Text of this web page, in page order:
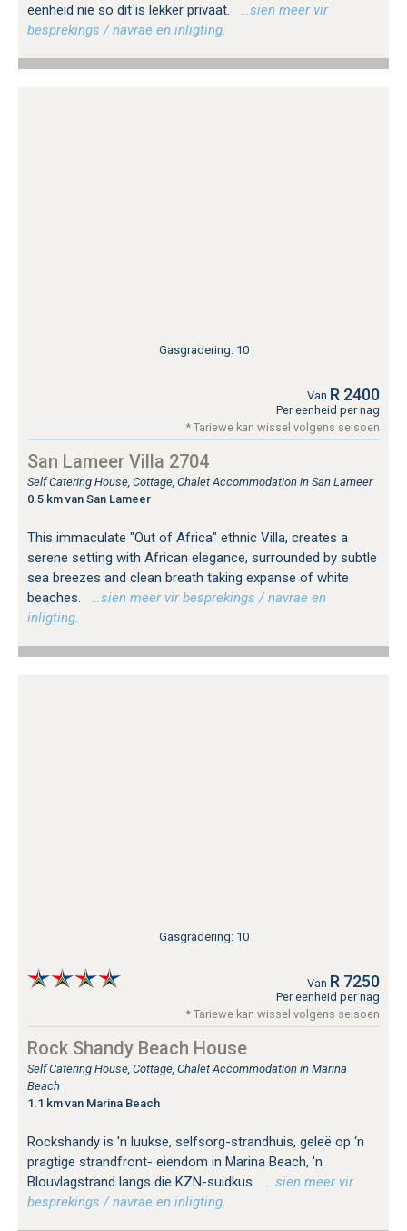
eenheid nie so dit is lekker privaat.
…sien meer vir
besprekings / navrae en inligting.
Gasgradering: 10
Van R 2400
Per eenheid per nag
* Tariewe kan wissel volgens seisoen
San Lameer Villa 2704
Self Catering House, Cottage, Chalet Accommodation in San Lameer
0.5 km van San Lameer
This immaculate "Out of Africa" ethnic Villa, creates a
serene setting with African elegance, surrounded by subtle
sea breezes and clean breath taking expanse of white
beaches.
…sien meer vir besprekings / navrae en
inligting.
Gasgradering: 10
Van R 7250
Per eenheid per nag
* Tariewe kan wissel volgens seisoen
Rock Shandy Beach House
Self Catering House, Cottage, Chalet Accommodation in Marina
Beach
1.1 km van Marina Beach
Rockshandy is 'n luukse, selfsorg-strandhuis, geleë op ‘n
pragtige strandfront- eiendom in Marina Beach, 'n
Blouvlagstrand langs die KZN-suidkus.
…sien meer vir
besprekings / navrae en inligting.